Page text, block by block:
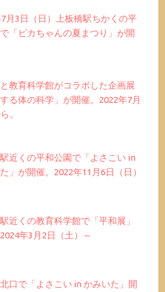
7月3日（日）上板橋駅ちかくの平
「ピカちゃんの夏まつり」が開
教育科学館がコラボした企画展
する体の科学」が開催。2022年7月
。
駅近くの平和公園で「よさこい in
」が開催。2022年11月6日（日）
駅近くの教育科学館で「平和展」
年3月2日（土）～
北口で「よさこい in かみいた」開